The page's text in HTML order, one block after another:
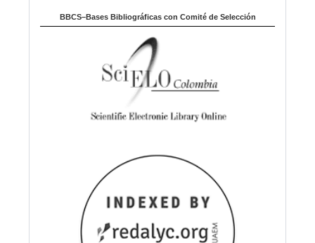
BBCS–Bases Bibliográficas con Comité de Selección